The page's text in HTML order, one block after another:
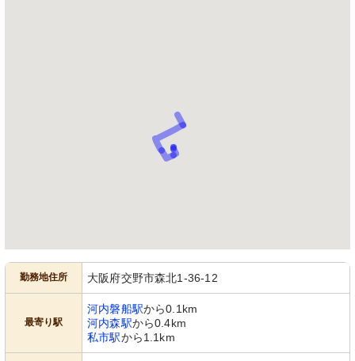
勤務地住所 大阪府交野市森北1-36-12
最寄り駅
河内磐船駅から0.1km
河内森駅から0.4km
私市駅から1.1km